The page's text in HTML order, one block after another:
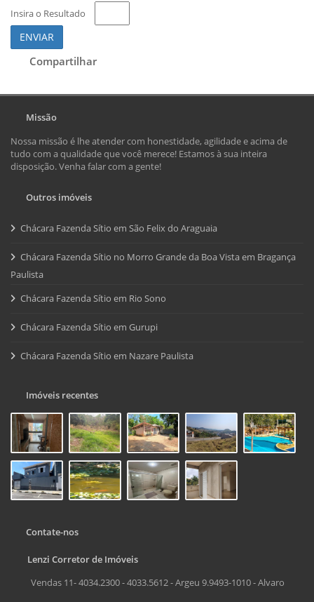
Insira o Resultado
ENVIAR
Compartilhar
Missão
Nossa missão é lhe atender com honestidade, agilidade e acima de
tudo com a qualidade que você merece! Estamos à sua inteira
disposição. Venha falar com a gente!
Outros imóveis
Chácara Fazenda Sítio em São Felix do Araguaia
Chácara Fazenda Sítio no Morro Grande da Boa Vista em Bragança
Paulista
Chácara Fazenda Sítio em Rio Sono
Chácara Fazenda Sítio em Gurupi
Chácara Fazenda Sítio em Nazare Paulista
Imóveis recentes
Contate-nos
Lenzi Corretor de Imóveis
Vendas 11- 4034.2300 - 4033.5612 - Argeu 9.9493-1010 - Alvaro